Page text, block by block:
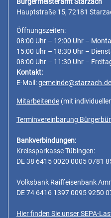
Hauptstraße 15, 72181
Öffnungszeiten:
08:00 Uhr – 12:00 Uhr –
15:00 Uhr – 18:30 Uhr –
08:00 Uhr – 11:30 Uhr –
Kontakt:
E-Mail:gemeinde@starzach.de
Mitarbeitende (mit
Terminvereinbarung
Bankverbindungen:
Kreissparkasse Tübingen:
DE 38 6415 0020 0005 0781
Volksbank Raiffeisenbank
DE 74 6416 1397 0095 9250
Hier finden Sie unser SEPA-